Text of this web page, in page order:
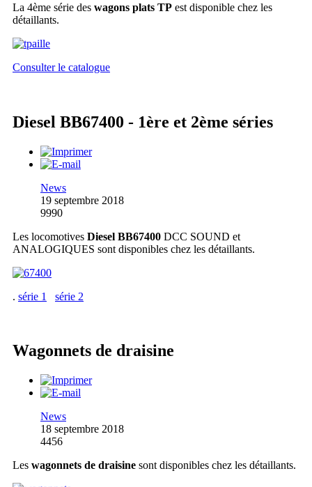
La 4ème série des wagons plats TP est disponible chez les
détaillants.
Consulter le catalogue
Diesel BB67400 - 1ère et 2ème séries
News
19 septembre 2018
9990
Les locomotives Diesel BB67400 DCC SOUND et
ANALOGIQUES sont disponibles chez les détaillants.
. série 1 série 2
Wagonnets de draisine
News
18 septembre 2018
4456
Les wagonnets de draisine sont disponibles chez les détaillants.